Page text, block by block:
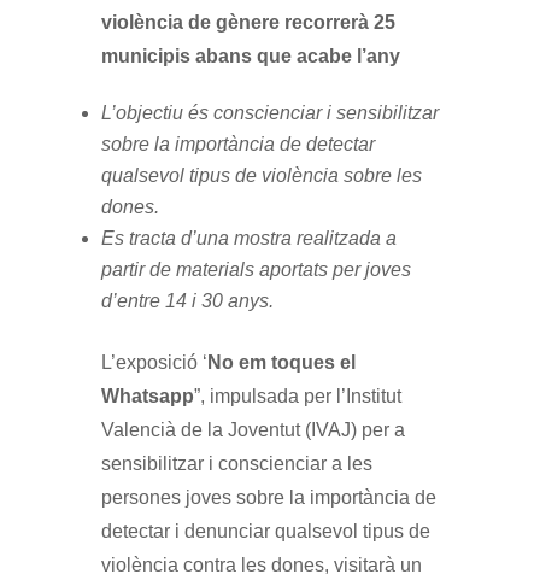
violència de gènere recorrerà 25
municipis abans que acabe l’any
L’objectiu és conscienciar i sensibilitzar
sobre la importància de detectar
qualsevol tipus de violència sobre les
dones.
Es tracta d’una mostra realitzada a
partir de materials aportats per joves
d’entre 14 i 30 anys.
L’exposició ‘ No em toques el
Whatsapp”, impulsada per l’Institut
Valencià de la Joventut (IVAJ) per a
sensibilitzar i conscienciar a les
persones joves sobre la importància de
detectar i denunciar qualsevol tipus de
violència contra les dones, visitarà un